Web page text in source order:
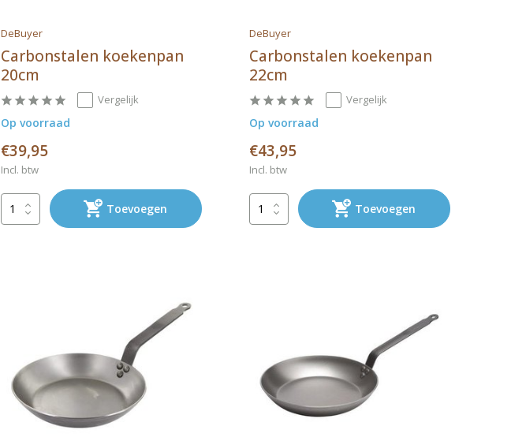
DeBuyer
Carbonstalen koekenpan
20cm
Vergelijk
Op voorraad
€39,95
Incl. btw
Toevoegen
DeBuyer
Carbonstalen koekenpan
22cm
Vergelijk
Op voorraad
€43,95
Incl. btw
Toevoegen